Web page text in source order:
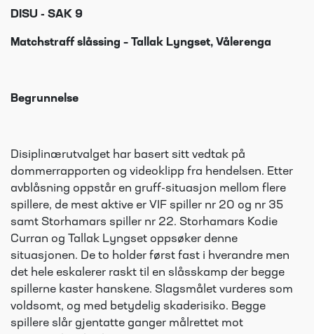
DISU - SAK 9
Matchstraff slåssing – Tallak Lyngset, Vålerenga
Begrunnelse
Disiplinærutvalget har basert sitt vedtak på
dommerrapporten og videoklipp fra hendelsen. Etter
avblåsning oppstår en gruff-situasjon mellom flere
spillere, de mest aktive er VIF spiller nr 20 og nr 35
samt Storhamars spiller nr 22. Storhamars Kodie
Curran og Tallak Lyngset oppsøker denne
situasjonen. De to holder først fast i hverandre men
det hele eskalerer raskt til en slåsskamp der begge
spillerne kaster hanskene. Slagsmålet vurderes som
voldsomt, og med betydelig skaderisiko. Begge
spillere slår gjentatte ganger målrettet mot